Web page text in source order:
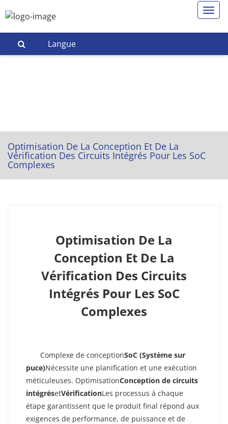
Langue
Optimisation De La Conception Et De La
Vérification Des Circuits Intégrés Pour Les SoC
Complexes
Optimisation De La
Conception Et De La
Vérification Des Circuits
Intégrés Pour Les SoC
Complexes
Complexe de conceptionSoC (Système sur
puce)Nécessite une planification et une exécution
méticuleuses. OptimisationConception de circuits
intégrésetVérificationLes processus à chaque
étape garantissent que le produit final répond aux
exigences de performance, de puissance et de